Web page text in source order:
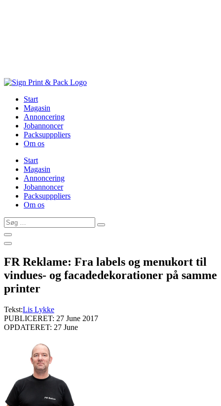
Start
Magasin
Annoncering
Jobannoncer
Packsupppliers
Om os
Start
Magasin
Annoncering
Jobannoncer
Packsupppliers
Om os
Søg
…
FR Reklame: Fra labels og menukort til
vindues- og facadedekorationer på samme
printer
Tekst:Lis Lykke
PUBLICERET: 27 June 2017
OPDATERET: 27 June